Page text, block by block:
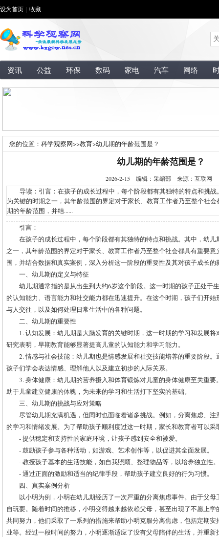
设为首页 收藏
资讯 公益 环保 数码 家电 汽车 网络
您的位置： 科学观察网>>教育>幼儿期的年龄范围是？
幼儿期的年龄范围是？
2026-2-15 编辑：采编部 来源：互联网
导读：引言：在孩子的成长过程中，每个阶段都有其独特的特点和挑战
为关键的时期之一，其年龄范围的界定对于家长、教育工作者乃至整个社
期的年龄范围，并结......
引言：
在孩子的成长过程中，每个阶段都有其独特的特点和挑战。其中，幼
之一，其年龄范围的界定对于家长、教育工作者乃至整个社会都具有重要
围，并结合数据和真实案例，深入分析这一阶段的重要性及其对孩子成长的
一、幼儿期的定义与特征
幼儿期通常指的是从出生到大约6岁这个阶段。这一时期的孩子正处于
的认知能力、语言能力和社交能力都在迅速提升。在这个时期，孩子们开
与人交往，以及如何处理日常生活中的各种问题。
二、幼儿期的重要性
1. 认知发展：幼儿期是大脑发育的关键时期，这一时期的学习和发展
研究表明，早期教育能够显著提高儿童的认知能力和学习能力。
2. 情感与社会技能：幼儿期也是情感发展和社交技能培养的重要阶段
孩子们学会表达情感、理解他人以及建立初步的人际关系。
3. 身体健康：幼儿期的营养摄入和体育锻炼对儿童的身体健康至关重
助于儿童建立健康的体魄，为未来的学习和生活打下坚实的基础。
三、幼儿期的挑战与应对策略
尽管幼儿期充满机遇，但同时也面临着诸多挑战。例如，分离焦虑、
的学习和情绪发展。为了帮助孩子顺利度过这一时期，家长和教育者可以采
- 提供稳定和支持性的家庭环境，让孩子感到安全和被爱。
- 鼓励孩子参与各种活动，如游戏、艺术创作等，以促进其全面发展。
- 教授孩子基本的生活技能，如自我照顾、整理物品等，以培养独立性。
- 通过正面的激励和适当的纪律手段，帮助孩子建立良好的行为习惯。
四、真实案例分析
以小明为例，小明在幼儿期经历了一次严重的分离焦虑事件。由于父
自玩耍。随着时间的推移，小明变得越来越依赖父母，甚至出现了不愿上
共同努力，他们采取了一系列的措施来帮助小明克服分离焦虑，包括定期
业等。经过一段时间的努力，小明逐渐适应了没有父母陪伴的生活，并重